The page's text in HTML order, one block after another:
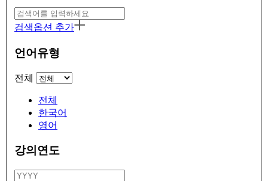
검색옵션 추가
언어유형
전체
전체
한국어
영어
강의연도